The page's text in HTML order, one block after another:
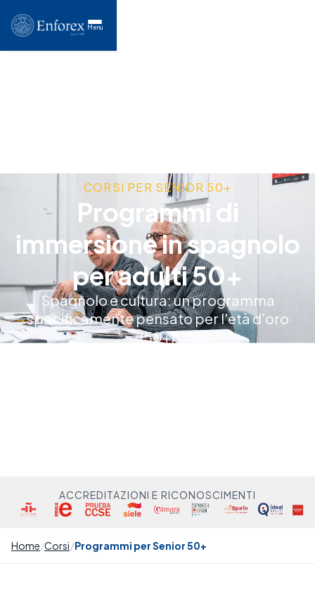
Menu
CORSI PER SENIOR 50+
Programmi di
immersione in spagnolo
per adulti 50+
Spagnolo e cultura: un programma
specificamente pensato per l'età d'oro
(50+)
ACCREDITAZIONI E RICONOSCIMENTI
Home Corsi Programmi per Senior 50+